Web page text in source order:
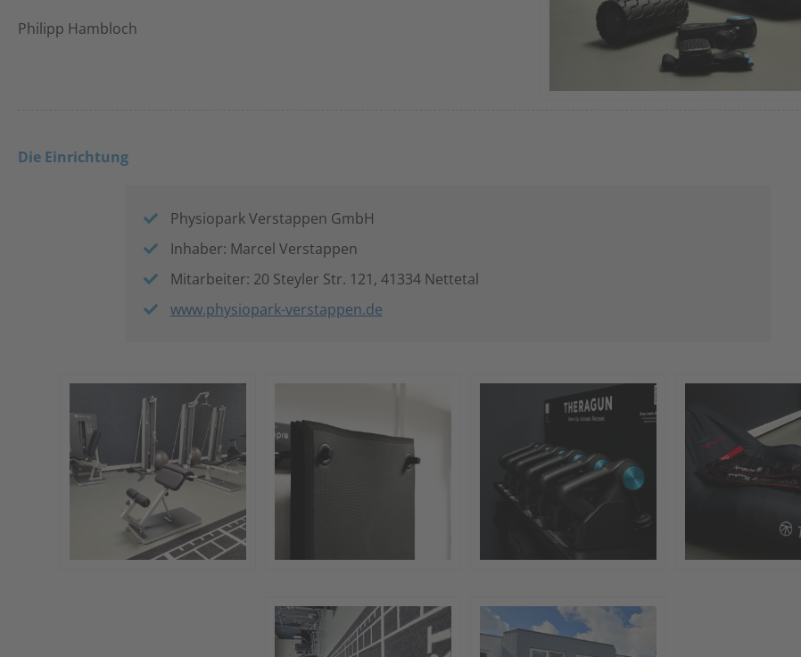
Philipp Hambloch
Die Einrichtung
Physiopark Verstappen GmbH
Inhaber: Marcel Verstappen
Mitarbeiter: 20 Steyler Str. 121, 41334 Nettetal
www.physiopark-verstappen.de